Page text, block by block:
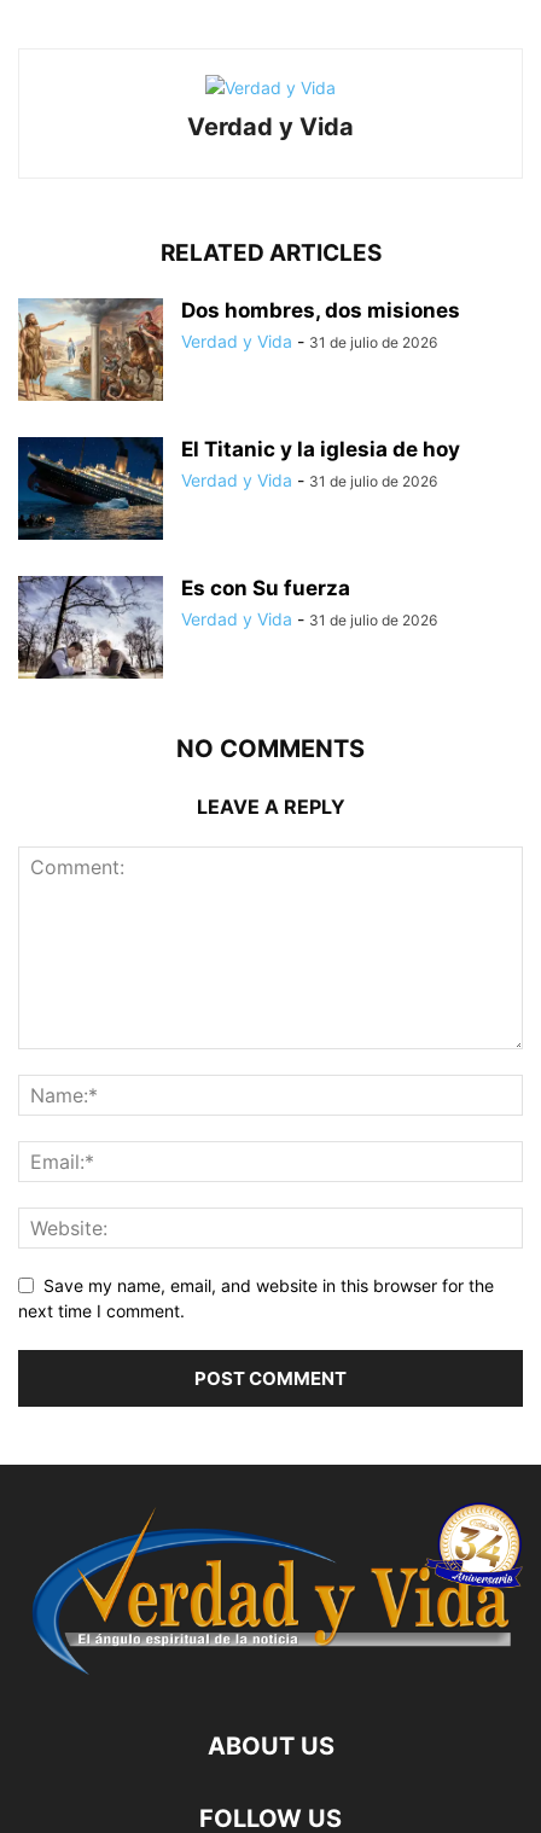
Verdad y Vida
RELATED ARTICLES
Dos hombres, dos misiones
Verdad y Vida - 31 de julio de 2026
El Titanic y la iglesia de hoy
Verdad y Vida - 31 de julio de 2026
Es con Su fuerza
Verdad y Vida - 31 de julio de 2026
NO COMMENTS
LEAVE A REPLY
Save my name, email, and website in this browser for the
next time I comment.
ABOUT US
FOLLOW US